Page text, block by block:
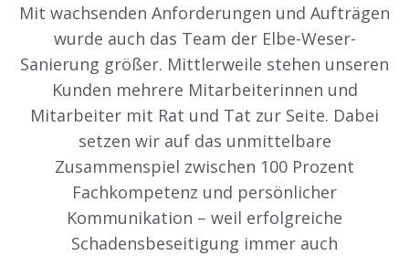
Mit wachsenden Anforderungen und Aufträgen
wurde auch das Team der Elbe-Weser-
Sanierung größer. Mittlerweile stehen unseren
Kunden mehrere Mitarbeiterinnen und
Mitarbeiter mit Rat und Tat zur Seite. Dabei
setzen wir auf das unmittelbare
Zusammenspiel zwischen 100 Prozent
Fachkompetenz und persönlicher
Kommunikation – weil erfolgreiche
Schadensbeseitigung immer auch